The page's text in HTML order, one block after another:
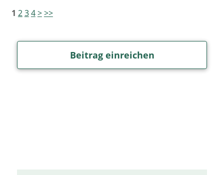
1 234>>>
Beitrag einreichen